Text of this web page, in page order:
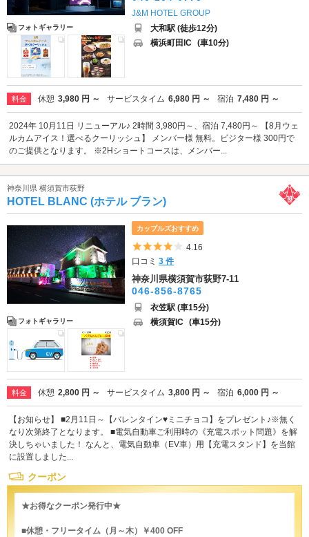
フォトギャラリー
J&M HOTEL GROUP
大和駅 (徒歩12分)
横浜町田IC (車10分)
料金 休憩 3,980 円 ～ サービスタイム 6,980 円 ～ 宿泊 7,480 円 ～
2024年 10月11日 リニューアル♪ 2時間 3,980円～、宿泊 7,480円～ 【8月ウェ
ルカムアイス！選べるクーリッシュ】 メンバー様 無料。ビジター様 300円で
のご提供となります。 ※2Hショートコースは、メンバー...
神奈川県 横須賀市荻野
HOTEL BLANC (ホテル ブラン)
フォトギャラリー
カップルズおすすめ
5つ星のうち4
4.16
口コミ3 件
神奈川県横須賀市荻野7-11
046-856-8765
衣笠駅 (車15分)
横須賀IC (車15分)
料金 休憩 2,800 円 ～ サービスタイム 3,800 円 ～ 宿泊 6,000 円 ～
【お知らせ】 ■2月11日～【バレンタイン♥ミニチョコ】をプレゼント♪※無く
なり次第終了となります。 ■電気自動車ご利用時の《充電スポット問題》を解
決しちゃいました！ なんと、電気自動車（EV車）用【充電スタンド】を当館
に設置しました...
クーポン
★お得なクーポン発行中★
■休憩・フリータイム（月～木）￥400 OFF